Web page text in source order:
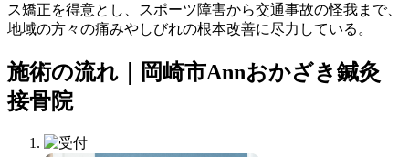
ス矯正を得意とし、スポーツ障害から交通事故の怪我まで、
地域の方々の痛みやしびれの根本改善に尽力している。
施術の流れ｜岡崎市Annおかざき鍼灸
接骨院